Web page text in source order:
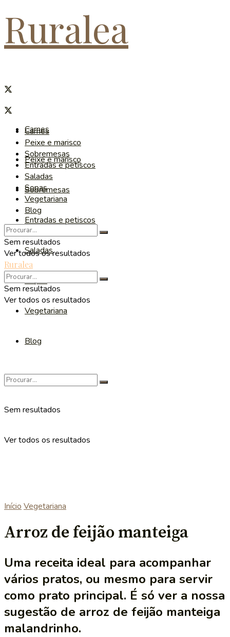
Ruralea
Carnes
Peixe e marisco
Sobremesas
Entradas e petiscos
Saladas
Sopas
Vegetariana
Blog
Sem resultados
Ver todos os resultados
Carnes
Peixe e marisco
Sobremesas
Entradas e petiscos
Saladas
Sopas
Vegetariana
Blog
Sem resultados
Ver todos os resultados
Ruralea
Sem resultados
Ver todos os resultados
Início Vegetariana
Arroz de feijão manteiga
Uma receita ideal para acompanhar
vários pratos, ou mesmo para servir
como prato principal. É só ver a nossa
sugestão de arroz de feijão manteiga
malandrinho.